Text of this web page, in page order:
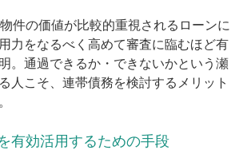
件の価値が比較的重視されるローンに
力をなるべく高めて審査に臨むほど有
。通過できるか・できないかという瀬
人こそ、連帯債務を検討するメリット
有効活用するための手段